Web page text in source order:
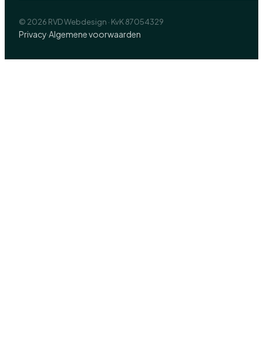
© 2026 RVD Webdesign · KvK 87054329
Privacy·Algemene voorwaarden